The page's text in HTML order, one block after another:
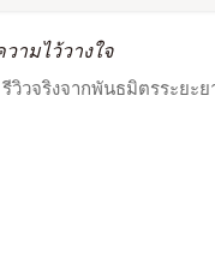
ามไว้วางใจ
วิวจริงจากพันธมิตรระยะ